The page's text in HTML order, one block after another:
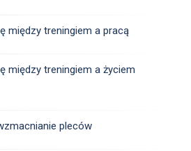
między treningiem a pracą
między treningiem a życiem
pleców